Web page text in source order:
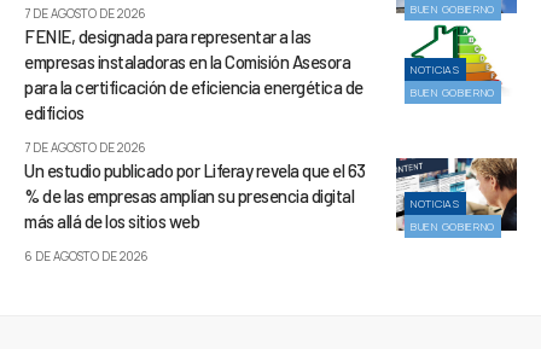
BUEN GOBIERNO
7 DE AGOSTO DE 2026
NOTICIAS
BUEN GOBIERNO
FENIE, designada para representar a las
empresas instaladoras en la Comisión Asesora
para la certificación de eficiencia energética de
edificios
7 DE AGOSTO DE 2026
NOTICIAS
BUEN GOBIERNO
Un estudio publicado por Liferay revela que el 63
% de las empresas amplían su presencia digital
más allá de los sitios web
6 DE AGOSTO DE 2026